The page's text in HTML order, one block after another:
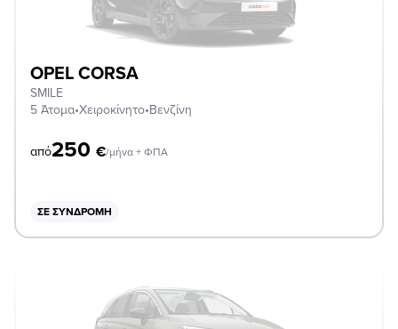
OPEL CORSA
SMILE
5 Άτομα•Χειροκίνητο•Βενζίνη
από250 €/μήνα + ΦΠΑ
ΣΕ ΣΥΝΔΡΟΜΉ